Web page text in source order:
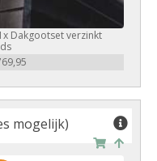
Dakgootset verzinkt
mogelijk)